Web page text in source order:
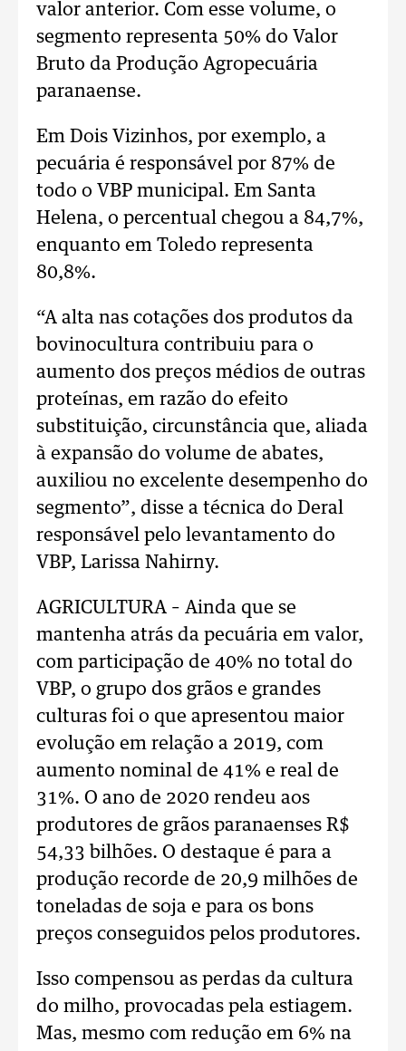
valor anterior. Com esse volume, o
segmento representa 50% do Valor
Bruto da Produção Agropecuária
paranaense.
Em Dois Vizinhos, por exemplo, a
pecuária é responsável por 87% de
todo o VBP municipal. Em Santa
Helena, o percentual chegou a 84,7%,
enquanto em Toledo representa
80,8%.
“A alta nas cotações dos produtos da
bovinocultura contribuiu para o
aumento dos preços médios de outras
proteínas, em razão do efeito
substituição, circunstância que, aliada
à expansão do volume de abates,
auxiliou no excelente desempenho do
segmento”, disse a técnica do Deral
responsável pelo levantamento do
VBP, Larissa Nahirny.
AGRICULTURA – Ainda que se
mantenha atrás da pecuária em valor,
com participação de 40% no total do
VBP, o grupo dos grãos e grandes
culturas foi o que apresentou maior
evolução em relação a 2019, com
aumento nominal de 41% e real de
31%. O ano de 2020 rendeu aos
produtores de grãos paranaenses R$
54,33 bilhões. O destaque é para a
produção recorde de 20,9 milhões de
toneladas de soja e para os bons
preços conseguidos pelos produtores.
Isso compensou as perdas da cultura
do milho, provocadas pela estiagem.
Mas, mesmo com redução em 6% na